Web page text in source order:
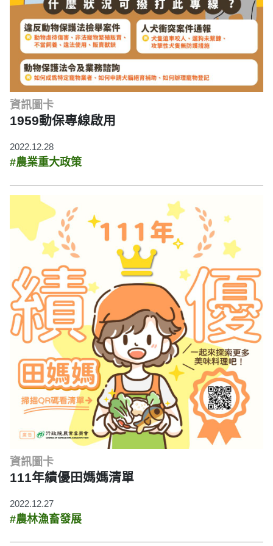
資訊圖卡
1959動保專線啟用
2022.12.28
#農業重大政策
資訊圖卡
111年績優田媽媽清單
2022.12.27
#農林漁畜發展